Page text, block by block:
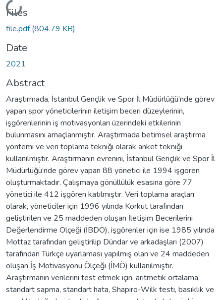
Loading...
Files
file.pdf(804.79 KB)
Date
2021
Abstract
Araştırmada, İstanbul Gençlik ve Spor İl Müdürlüğü’nde görev
yapan spor yöneticilerinin iletişim beceri düzeylerinin,
işgörenlerinin iş motivasyonları üzerindeki etkilerinin
bulunmasını amaçlanmıştır. Araştırmada betimsel araştırma
yöntemi ve veri toplama tekniği olarak anket tekniği
kullanılmıştır. Araştırmanın evrenini, İstanbul Gençlik ve Spor İl
Müdürlüğü’nde görev yapan 88 yönetici ile 1994 işgören
oluşturmaktadır. Çalışmaya gönüllülük esasına göre 77
yönetici ile 412 işgören katılmıştır. Veri toplama araçları
olarak, yöneticiler için 1996 yılında Korkut tarafından
geliştirilen ve 25 maddeden oluşan İletişim Becerilerini
Değerlendirme Ölçeği (İBDÖ), işgörenler için ise 1985 yılında
Mottaz tarafından geliştirilip Dündar ve arkadaşları (2007)
tarafından Türkçe uyarlaması yapılmış olan ve 24 maddeden
oluşan İş Motivasyonu Ölçeği (İMÖ) kullanılmıştır.
Araştırmanın verilerini test etmek için, aritmetik ortalama,
standart sapma, standart hata, Shapiro-Wilk testi, basıklık ve